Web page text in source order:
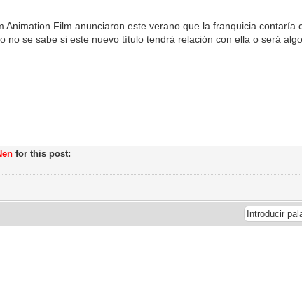
Animation Film anunciaron este verano que la franquicia
no se sabe si este nuevo título tendrá relación con ella o será
for this post: